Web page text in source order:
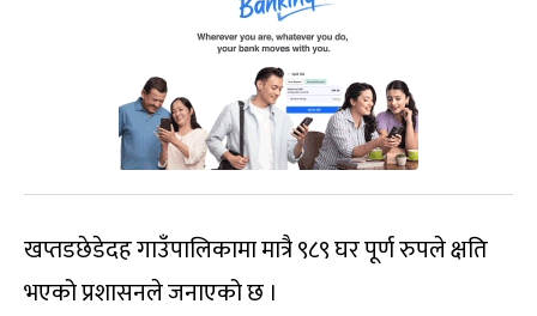
खप्तडछेडेदह गाउँपालिकामा मात्रै ९८९ घर पूर्ण रुपले क्षति
भएको प्रशासनले जनाएको छ ।